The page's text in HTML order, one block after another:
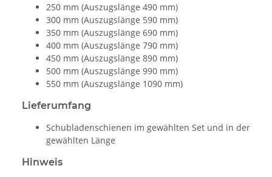
250 mm (Auszugslänge 490 mm)
300 mm (Auszugslänge 590 mm)
350 mm (Auszugslänge 690 mm)
400 mm (Auszugslänge 790 mm)
450 mm (Auszugslänge 890 mm)
500 mm (Auszugslänge 990 mm)
550 mm (Auszugslänge 1090 mm)
Lieferumfang
Schubladenschienen im gewählten Set und in der
gewählten Länge
Hinweis